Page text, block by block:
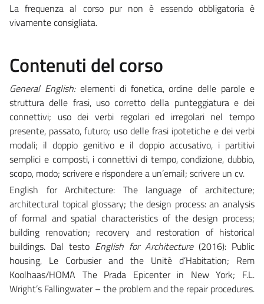
La frequenza al corso pur non è essendo obbligatoria è
vivamente consigliata.
Contenuti del corso
General English: elementi di fonetica, ordine delle parole e
struttura delle frasi, uso corretto della punteggiatura e dei
connettivi; uso dei verbi regolari ed irregolari nel tempo
presente, passato, futuro; uso delle frasi ipotetiche e dei verbi
modali; il doppio genitivo e il doppio accusativo, i partitivi
semplici e composti, i connettivi di tempo, condizione, dubbio,
scopo, modo; scrivere e rispondere a un’email; scrivere un cv.
English for Architecture: The language of architecture;
architectural topical glossary; the design process: an analysis
of formal and spatial characteristics of the design process;
building renovation; recovery and restoration of historical
buildings. Dal testo English for Architecture (2016): Public
housing, Le Corbusier and the Unitè d’Habitation; Rem
Koolhaas/HOMA The Prada Epicenter in New York; F.L.
Wright’s Fallingwater – the problem and the repair procedures.